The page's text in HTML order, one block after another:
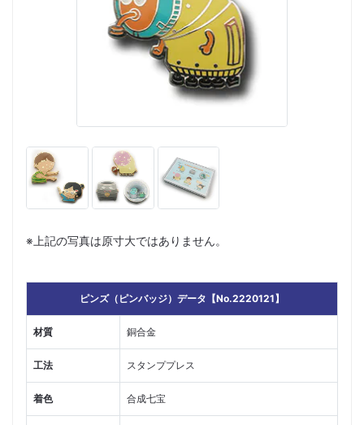
※上記の写真は原寸大ではありません。
ピンズ（ピンバッジ）データ【No.2220121】
材質 銅合金
工法 スタンププレス
着色 合成七宝